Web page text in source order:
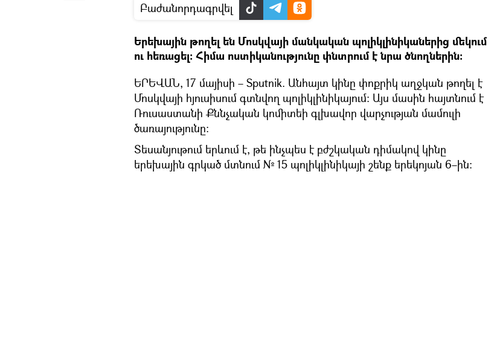
Բաժանորդագրվել
Երեխային թողել են Մոսկվայի մանկական պոլիկլինիկաներից մեկում
ու հեռացել։ Հիմա ոստիկանությունը փնտրում է նրա ծնողներին։
ԵՐԵՎԱՆ, 17 մայիսի – Sputnik. Անհայտ կինը փոքրիկ աղջկան թողել է
Մոսկվայի հյուսիսում գտնվող պոլիկլինիկայում։ Այս մասին հայտնում է
Ռուսաստանի Քննչական կոմիտեի գլխավոր վարչության մամուլի
ծառայությունը։
Տեսանյութում երևում է, թե ինչպես է բժշկական դիմակով կինը
երեխային գրկած մտնում № 15 պոլիկլինիկայի շենք երեկոյան 6–ին։